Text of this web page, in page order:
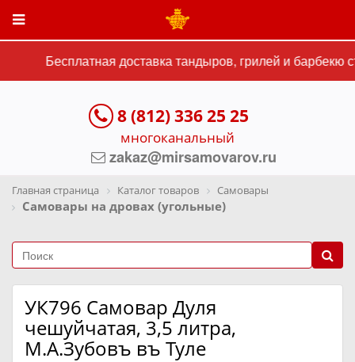
Бесплатная доставка тандыров, грилей и барбекю
8 (812) 336 25 25
многоканальный
zakaz@mirsamovarov.ru
Главная страница Каталог товаров Самовары
Самовары на дровах (угольные)
УК796 Самовар Дуля
чешуйчатая, 3,5 литра,
М.А.Зубовъ въ Туле